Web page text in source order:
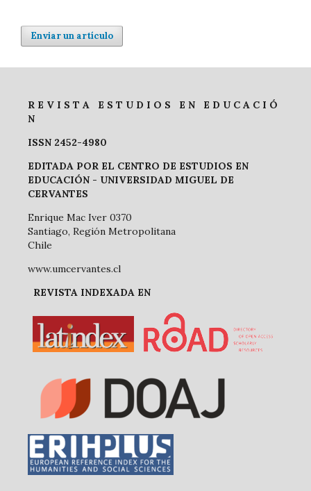
Enviar un artículo
R E V I S T A E S T U D I O S E N E D U C A C I Ó
N
ISSN 2452-4980
EDITADA POR EL CENTRO DE ESTUDIOS EN
EDUCACIÓN - UNIVERSIDAD MIGUEL DE
CERVANTES
Enrique Mac Iver 0370
Santiago, Región Metropolitana
Chile
www.umcervantes.cl
REVISTA INDEXADA EN